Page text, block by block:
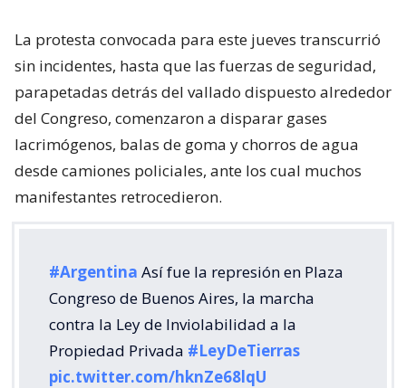
La protesta convocada para este jueves transcurrió
sin incidentes, hasta que las fuerzas de seguridad,
parapetadas detrás del vallado dispuesto alrededor
del Congreso, comenzaron a disparar gases
lacrimógenos, balas de goma y chorros de agua
desde camiones policiales, ante los cual muchos
manifestantes retrocedieron.
#Argentina Así fue la represión en Plaza
Congreso de Buenos Aires, la marcha
contra la Ley de Inviolabilidad a la
Propiedad Privada #LeyDeTierras
pic.twitter.com/hknZe68lqU